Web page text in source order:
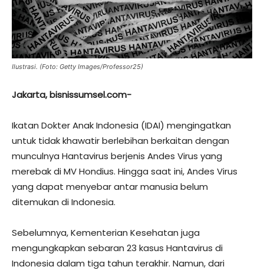
Ilustrasi. (Foto: Getty Images/Professor25)
Jakarta, bisnissumsel.com-
Ikatan Dokter Anak Indonesia (IDAI) mengingatkan
untuk tidak khawatir berlebihan berkaitan dengan
munculnya Hantavirus berjenis Andes Virus yang
merebak di MV Hondius. Hingga saat ini, Andes Virus
yang dapat menyebar antar manusia belum
ditemukan di Indonesia.
Sebelumnya, Kementerian Kesehatan juga
mengungkapkan sebaran 23 kasus Hantavirus di
Indonesia dalam tiga tahun terakhir. Namun, dari